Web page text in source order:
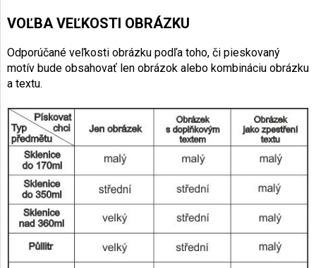
VOĽBA VEĽKOSTI OBRÁZKU
Odporúčané veľkosti obrázku podľa toho, či pieskovaný
motív bude obsahovať len obrázok alebo kombináciu obrázku
a textu.